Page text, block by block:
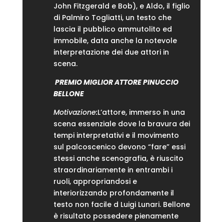
John Fitzgerald e Bob), e Aldo, il figlio
di Palmiro Togliatti, un testo che
lascia il pubblico ammutolito ed
immobile, data anche la notevole
interpretazione dei due attori in
scena.
PREMIO MIGLIOR ATTORE PINUCCIO
BELLONE
Motivazione:L’attore, immerso in una
scena essenziale dove la bravura dei
tempi interpretativi e il movimento
sul palcoscenico devono “fare” essi
stessi anche scenografia, è riuscito
straordinariamente in entrambi i
ruoli, appropriandosi e
interiorizzando profondamente il
testo non facile d Luigi Lunari. Bellone
è risultato possedere pienamente